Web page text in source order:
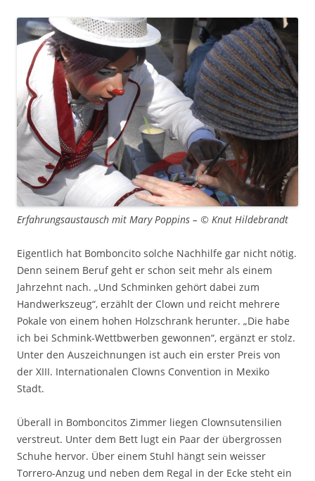
Erfahrungsaustausch mit Mary Poppins – © Knut Hildebrandt
Eigentlich hat Bomboncito solche Nachhilfe gar nicht nötig.
Denn seinem Beruf geht er schon seit mehr als einem
Jahrzehnt nach. „Und Schminken gehört dabei zum
Handwerkszeug“, erzählt der Clown und reicht mehrere
Pokale von einem hohen Holzschrank herunter. „Die habe
ich bei Schmink-Wettbwerben gewonnen“, ergänzt er stolz.
Unter den Auszeichnungen ist auch ein erster Preis von
der XIII. Internationalen Clowns Convention in Mexiko
Stadt.
Überall in Bomboncitos Zimmer liegen Clownsutensilien
verstreut. Unter dem Bett lugt ein Paar der übergrossen
Schuhe hervor. Über einem Stuhl hängt sein weisser
Torrero-Anzug und neben dem Regal in der Ecke steht ein